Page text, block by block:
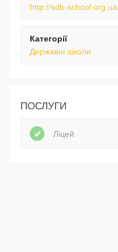
http://sdb-school.org.ua
Категорії
Державні школи
ПОСЛУГИ
Ліцей